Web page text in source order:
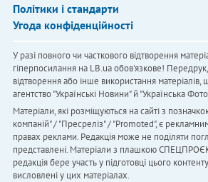
Політики і стандарти
Угода конфіденційності
У разі повного чи часткового відтворення
гіперпосилання на LB.ua обов'язкове!
відтворення або інше використання матеріалів,
агентство "Українськi Новини" й "Українська
Матеріали, які розміщуються на сайті з
компаній" / "Пресреліз" / "Promoted", є
правах реклами. Редакція може не поділяти
представлені. Матеріали з плашкою
редакція бере участь у підготовці цього
висловлені у цих матеріалах.